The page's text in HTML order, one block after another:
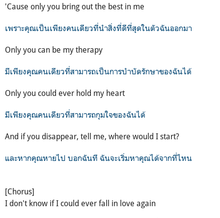
'Cause only you bring out the best in me
เพราะคุณเป็นเพียงคนเดียวที่นำสิ่งที่ดีที่สุดในตัวฉันออกมา
Only you can be my therapy
มีเพียงคุณคนเดียวที่สามารถเป็นการบำบัดรักษาของฉันได้
Only you could ever hold my heart
มีเพียงคุณคนเดียวที่สามารถกุมใจของฉันได้
And if you disappear, tell me, where would I start?
และหากคุณหายไป บอกฉันที ฉันจะเริ่มหาคุณได้จากที่ไหน
[Chorus]
I don't know if I could ever fall in love again